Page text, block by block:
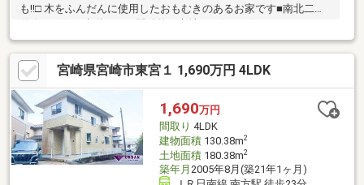
も!!□ 木をふんだんに使用したおもむきのあるお家です■南北二方
宮崎県宮崎市東宮１ 1,690万円 4LDK
1,690万円
間取り 4LDK
建物面積130.38m2
土地面積180.38m2
築年月 2005年8月(築21年1ヶ月)